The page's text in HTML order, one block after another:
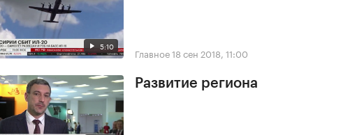
5:10 Главное18 сен 2018, 11:00
Развитие региона